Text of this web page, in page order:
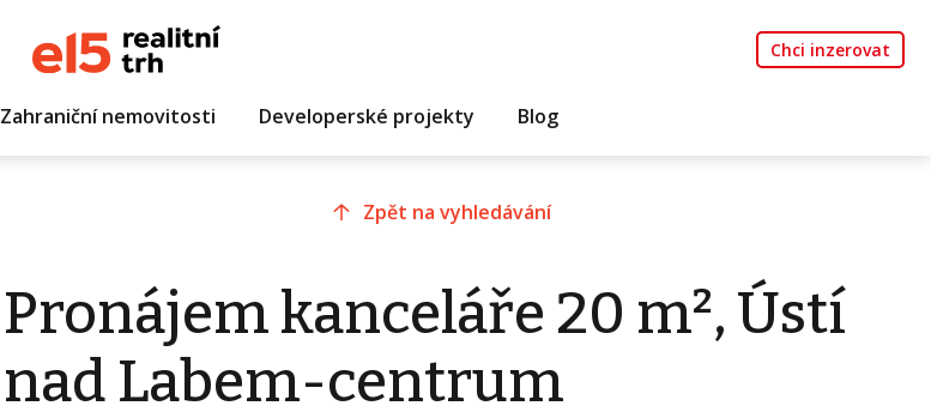
Chci inzerovat
Zahraniční nemovitosti Developerské projekty Blog
Zpět na vyhledávání
Pronájem kanceláře 20 m², Ústí
nad Labem-centrum